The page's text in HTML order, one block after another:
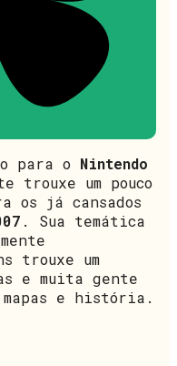
para o Nintendo
trouxe um pouco
os já cansados
. Sua temática
trouxe um
e muita gente
e história.